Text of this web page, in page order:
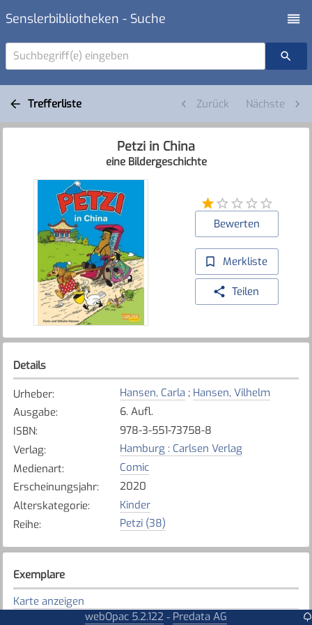
Senslerbibliotheken - Suche
Suchbegriff(e) eingeben
Trefferliste Zurück Nächste
Petzi in China
eine Bildergeschichte
Bewerten
Merkliste
Teilen
Details
Urheber: Hansen, Carla ; Hansen, Vilhelm
Ausgabe:
6. Aufl.
ISBN:
978-3-551-73758-8
Verlag:
Hamburg : Carlsen Verlag
Medienart:
Comic
Erscheinungsjahr:
2020
Alterskategorie:
Kinder
Reihe: Petzi (38)
Exemplare
Karte anzeigen
webOpac 5.2.122 - Predata AG